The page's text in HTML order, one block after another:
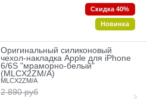
Скидка 40%
Новинка
Оригинальный силиконовый
чехол-накладка Apple для iPhone
6/6S "мраморно-белый"
(MLCX2ZM/A)
MLCX2ZM/A
2 890 руб